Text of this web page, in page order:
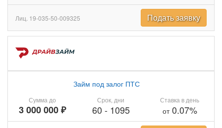
Лиц. 19-035-50-009325 Подать заявку
Сумма до
3 000 000 ₽
Займ под залог ПТС
Срок, дни
60 - 1095
Ставка в день
от0.07%